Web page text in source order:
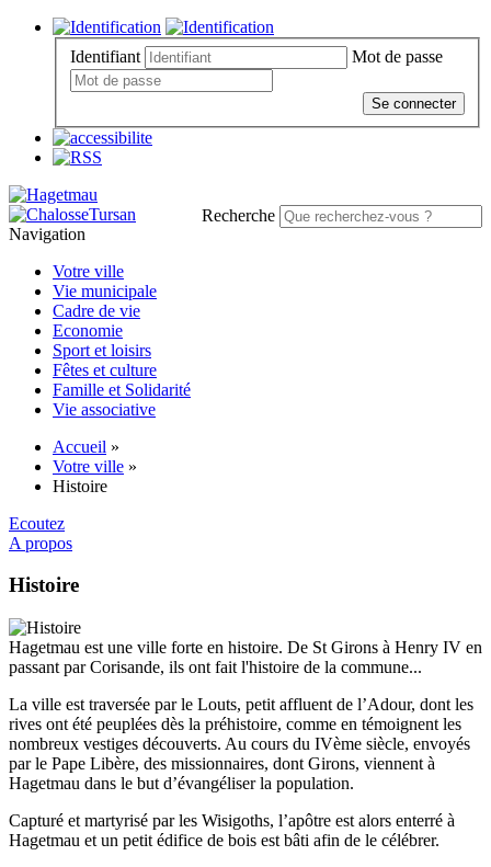
Identifiant Mot de passe
Se connecter
Recherche
Navigation
Votre ville
Vie municipale
Cadre de vie
Economie
Sport et loisirs
Fêtes et culture
Famille et Solidarité
Vie associative
Accueil »
Votre ville »
Histoire
Ecoutez
A propos
Histoire
Hagetmau est une ville forte en histoire. De St Girons à Henry IV en
passant par Corisande, ils ont fait l'histoire de la commune...
La ville est traversée par le Louts, petit affluent de l’Adour, dont les
rives ont été peuplées dès la préhistoire, comme en témoignent les
nombreux vestiges découverts. Au cours du IVème siècle, envoyés
par le Pape Libère, des missionnaires, dont Girons, viennent à
Hagetmau dans le but d’évangéliser la population.
Capturé et martyrisé par les Wisigoths, l’apôtre est alors enterré à
Hagetmau et un petit édifice de bois est bâti afin de le célébrer.